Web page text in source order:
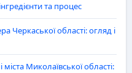
та процес
Черкаської області: огляд і
Миколаївської області: